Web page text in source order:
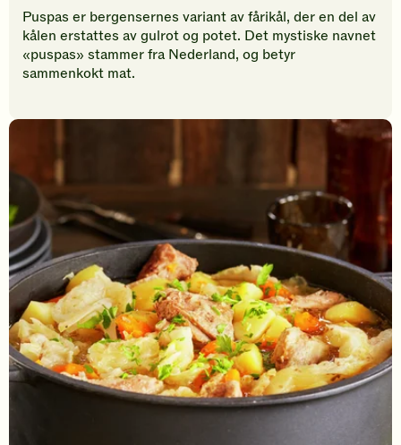
den
første
til
å
Puspas er bergensernes variant av fårikål, der en del av
kålen erstattes av gulrot og potet. Det mystiske navnet
«puspas» stammer fra Nederland, og betyr
sammenkokt mat.